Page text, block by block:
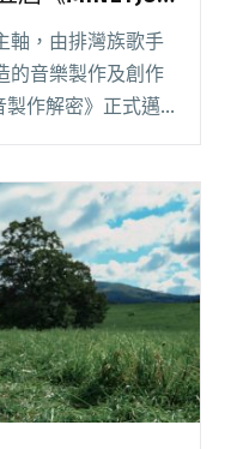
中！
軸，由排灣族歌手
的音樂製作及創作
製作解密》正式邁
東縣原住民文化創
少雍攜手策劃，
——第五屆
開放報名中！"